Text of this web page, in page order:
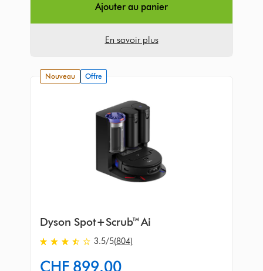
Ajouter au panier
En savoir plus
nouveau Offre
Dyson Spot+Scrub™ Ai
3.5
3.5/5(804)
CHF 899.00